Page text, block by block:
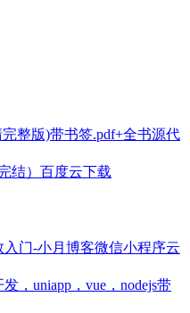
整版)带书签.pdf+全书源代
结）百度云下载
微信小程序云